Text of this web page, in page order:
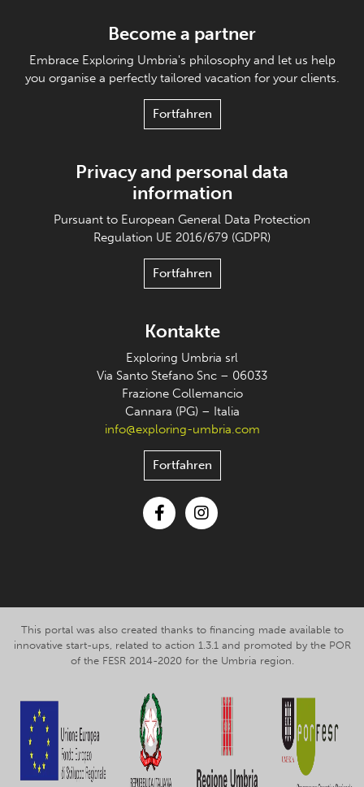
Become a partner
Embrace Exploring Umbria's philosophy and let us help
you organise a perfectly tailored vacation for your clients.
Fortfahren
Privacy and personal data
information
Pursuant to European General Data Protection
Regulation UE 2016/679 (GDPR)
Fortfahren
Kontakte
Exploring Umbria srl
Via Santo Stefano Snc – 06033
Frazione Collemancio
Cannara (PG) – Italia
info@exploring-umbria.com
Fortfahren
This portal was also created thanks to financing made available to
innovative start-ups, related to action 1.3.1 and promoted by the POR
of the FESR 2014-2020 for the Umbria region.